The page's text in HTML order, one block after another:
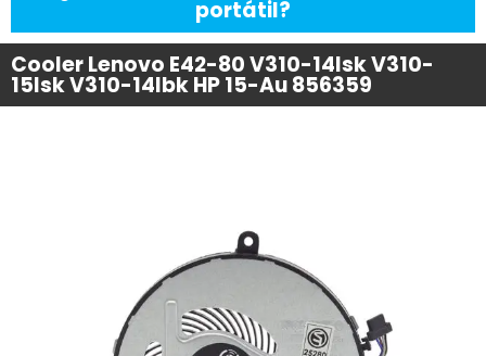
portátil?
Cooler Lenovo E42-80 V310-14Isk V310-
15Isk V310-14Ibk HP 15-Au 856359